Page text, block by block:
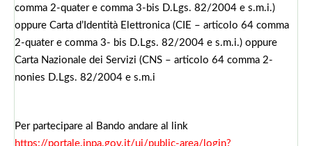
comma 2-quater e comma 3-bis D.Lgs. 82/2004 e s.m.i.)
oppure Carta d’Identità Elettronica (CIE – articolo 64 comma
2-quater e comma 3- bis D.Lgs. 82/2004 e s.m.i.) oppure
Carta Nazionale dei Servizi (CNS – articolo 64 comma 2-
nonies D.Lgs. 82/2004 e s.m.i
Per partecipare al Bando andare al link
https://portale.inpa.gov.it/ui/public-area/login?